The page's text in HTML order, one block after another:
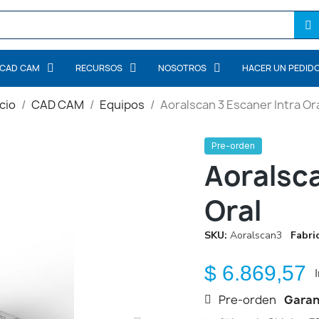
CAM RECURSOS NOSOTROS HACER UN
CAD CAM Equipos Aoralscan 3 Escaner Intra
Pre-orden
Oral
SKU Aoralscan3
$ 6.869,57
Pre-orden